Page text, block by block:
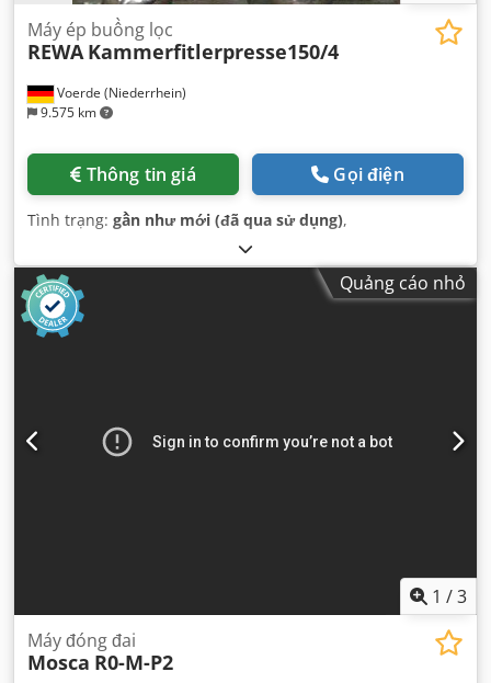
Voerde (Niederrhein)
9.575 km
Máy ép buồng lọc
REWA Kammerfitlerpresse150/4
Thông tin giá Gọi điện
Tình trạng: gần như mới (đã qua sử dụng),
Quảng cáo nhỏ
1 /3
Máy đóng đai
Mosca R0-M-P2